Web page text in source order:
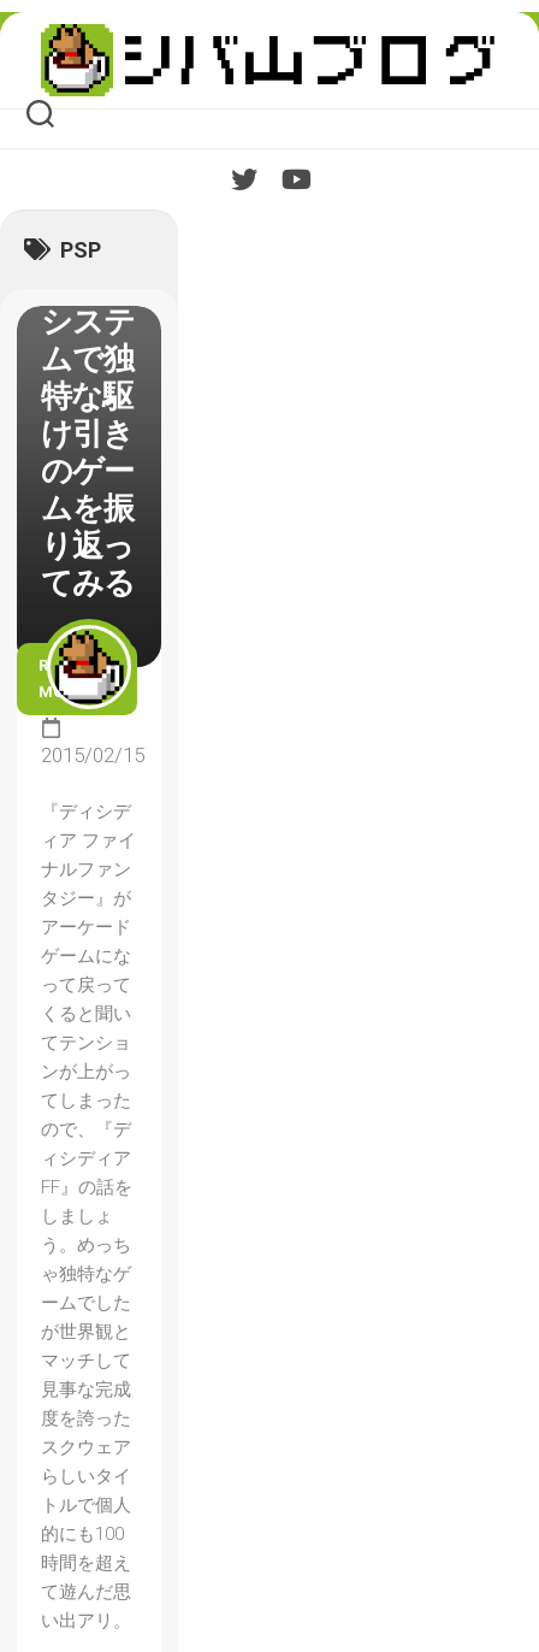
Skip
content
PSP
【ディ
アFF】
という
システ
ムで独
特な駆
け引き
のゲー
ムを振
り返っ
てみる
READ
MORE
2015/02/15
『ディシデ
ィア ファイ
ナルファン
タジー』が
アーケード
ゲームにな
って戻って
くると聞い
てテンショ
ンが上がっ
てしまった
ので、『デ
ィシディア
FF』の話を
しましょ
う。めっち
ゃ独特なゲ
ームでした
が世界観と
マッチして
見事な完成
度を誇った
スクウェア
らしいタイ
トルで個人
的にも100
時間を超え
て遊んだ思
い出アリ。